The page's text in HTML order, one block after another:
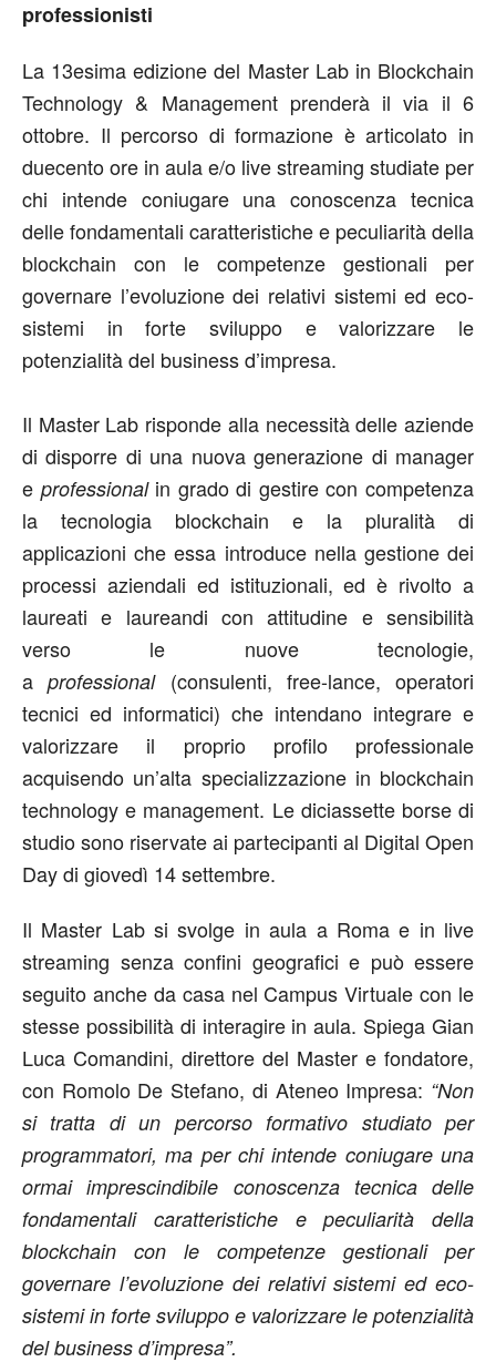
professionisti
La 13esima edizione del Master Lab in Blockchain
Technology & Management prenderà il via il 6
ottobre. Il percorso di formazione è articolato in
duecento ore in aula e/o live streaming studiate per
chi intende coniugare una conoscenza tecnica
delle fondamentali caratteristiche e peculiarità della
blockchain con le competenze gestionali per
governare l’evoluzione dei relativi sistemi ed eco-
sistemi in forte sviluppo e valorizzare le
potenzialità del business d’impresa.
Il Master Lab risponde alla necessità delle aziende
di disporre di una nuova generazione di manager
e professionalin grado di gestire con competenza
la tecnologia blockchain e la pluralità di
applicazioni che essa introduce nella gestione dei
processi aziendali ed istituzionali, ed è rivolto a
laureati e laureandi con attitudine e sensibilità
verso le nuove tecnologie,
aprofessional(consulenti, free-lance, operatori
tecnici ed informatici) che intendano integrare e
valorizzare il proprio profilo professionale
acquisendo un’alta specializzazione in blockchain
technology e management. Le diciassette borse di
studio sono riservate ai partecipanti al Digital Open
Day di giovedì 14 settembre.
Il Master Lab si svolge in aula a Roma e in live
streaming senza confini geografici e può essere
seguito anche da casa nel Campus Virtuale con le
stesse possibilità di interagire in aula. Spiega Gian
Luca Comandini, direttore del Master e fondatore,
con Romolo De Stefano, di Ateneo Impresa: “Non
si tratta di un percorso formativo studiato per
programmatori, ma per chi intende coniugare una
ormai imprescindibile conoscenza tecnica delle
fondamentali caratteristiche e peculiarità della
blockchain con le competenze gestionali per
governare l’evoluzione dei relativi sistemi ed eco-
sistemi in forte sviluppo e valorizzare le potenzialità
del business d’impresa”.